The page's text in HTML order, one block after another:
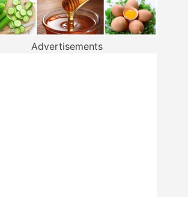
Advertisements